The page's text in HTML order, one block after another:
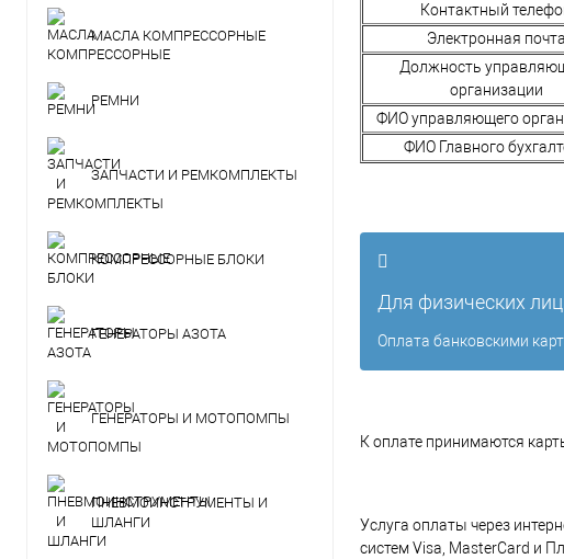
МАСЛА КОМПРЕССОРНЫЕ
РЕМНИ
ЗАПЧАСТИ И РЕМКОМПЛЕКТЫ
КОМПРЕССОРНЫЕ БЛОКИ
ГЕНЕРАТОРЫ АЗОТА
ГЕНЕРАТОРЫ И МОТОПОМПЫ
ПНЕВМОИНСТРУМЕНТЫ И
ШЛАНГИ
Контактный
Электронная почта
Должность
организации
ФИО управляющего
ФИО Главного
Для физических
Оплата банковскими
К оплате принимаются
Услуга оплаты через
систем Visa, MasterCard и